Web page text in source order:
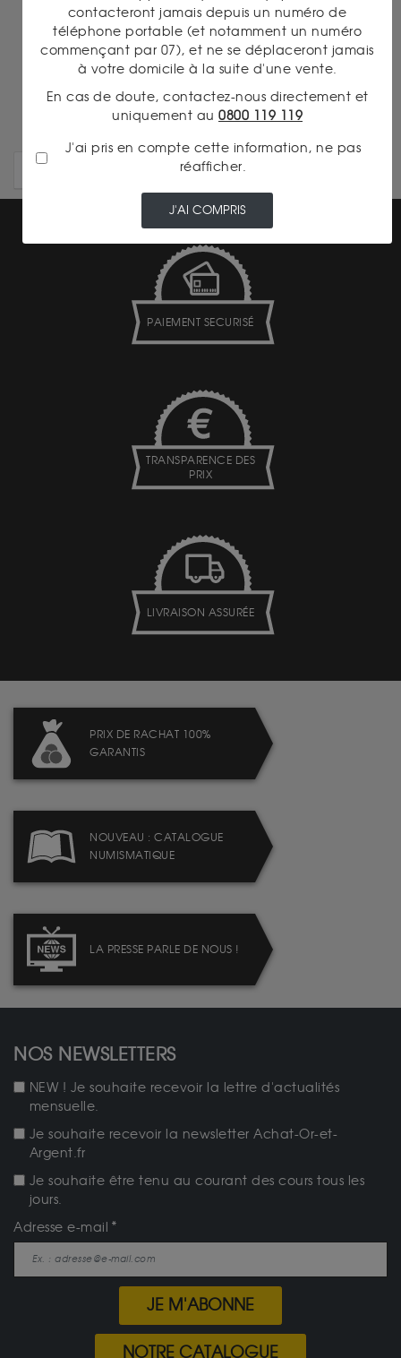
On en parle...
20 Francs Napoléon
ARTICLES PLUS ANCIENS
PAIEMENT SECURISÉ
TRANSPARENCE DES
PRIX
LIVRAISON ASSURÉE
PRIX DE RACHAT 100%
GARANTIS
NOUVEAU : CATALOGUE
NUMISMATIQUE
LA PRESSE PARLE DE NOUS !
NOS NEWSLETTERS
NEW ! Je souhaite recevoir la lettre d'actualités
mensuelle.
Je souhaite recevoir la newsletter Achat-Or-et-
Argent.fr
Je souhaite être tenu au courant des cours tous les
jours.
Adresse e-mail
JE M'ABONNE
NOTRE CATALOGUE
contacteront jamais depuis un numéro de
téléphone portable (et notamment un numéro
commençant par 07), et ne se déplaceront jamais
à votre domicile à la suite d'une vente.
En cas de doute, contactez-nous directement et
uniquement au 0800 119 119
J'ai pris en compte cette information, ne pas
réafficher.
J'AI COMPRIS